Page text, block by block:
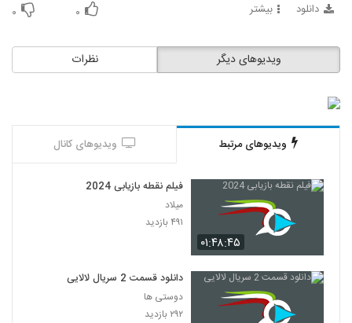
دانلود بیشتر ۰ ۰
نظرات ویدیوهای دیگر
ویدیوهای مرتبط ویدیوهای کانال
۰۱:۴۸:۴۵
فیلم نقطه بازیابی 2024
میلاد
۴۹۱ بازدید
دانلود قسمت 2 سریال لالایی
دوستی ها
۲۹۲ بازدید